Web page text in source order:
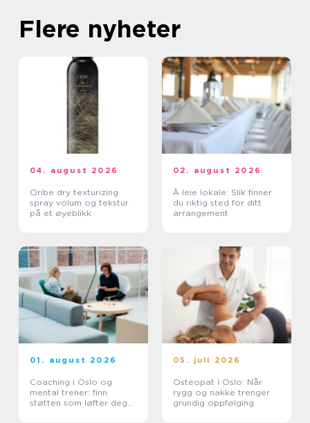
Flere nyheter
04. august 2026
Oribe dry texturizing
spray volum og tekstur
på et øyeblikk
02. august 2026
Å leie lokale: Slik finner
du riktig sted for ditt
arrangement
01. august 2026
Coaching i Oslo og
mental trener: finn
støtten som løfter deg
05. juli 2026
Osteopat i Oslo: Når
rygg og nakke trenger
grundig oppfølging